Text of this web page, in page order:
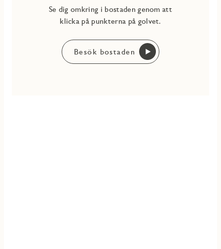
Se dig omkring i bostaden genom att
klicka på punkterna på golvet.
Besök bostaden